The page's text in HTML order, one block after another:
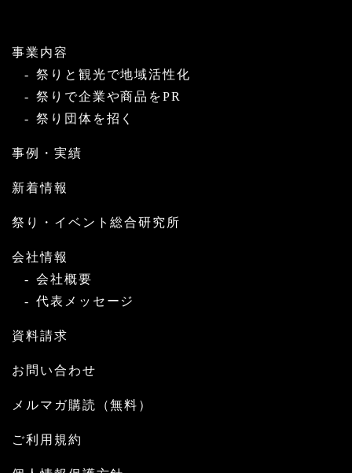
事業内容
祭りと観光で地域活性化
祭りで企業や商品をPR
祭り団体を招く
事例・実績
新着情報
祭り・イベント総合研究所
会社情報
会社概要
代表メッセージ
資料請求
お問い合わせ
メルマガ購読（無料）
ご利用規約